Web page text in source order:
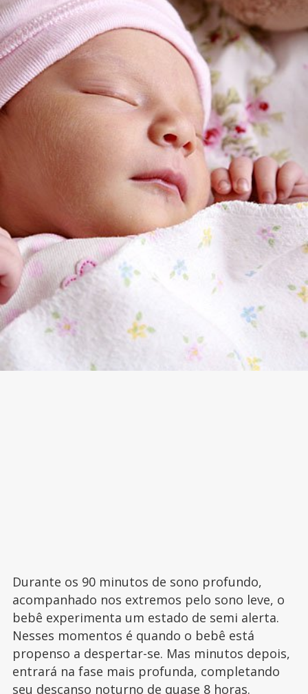
Durante os 90 minutos de sono profundo,
acompanhado nos extremos pelo sono leve, o
bebê experimenta um estado de semi alerta.
Nesses momentos é quando o bebê está
propenso a despertar-se. Mas minutos depois,
entrará na fase mais profunda, completando
seu descanso noturno de quase 8 horas.